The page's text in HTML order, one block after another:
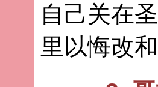
自己关在
里以悔改